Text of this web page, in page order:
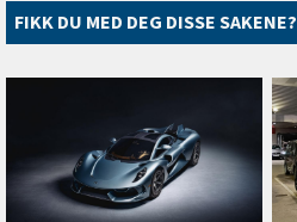
FIKK DU MED DEG DISSE SAKENE?